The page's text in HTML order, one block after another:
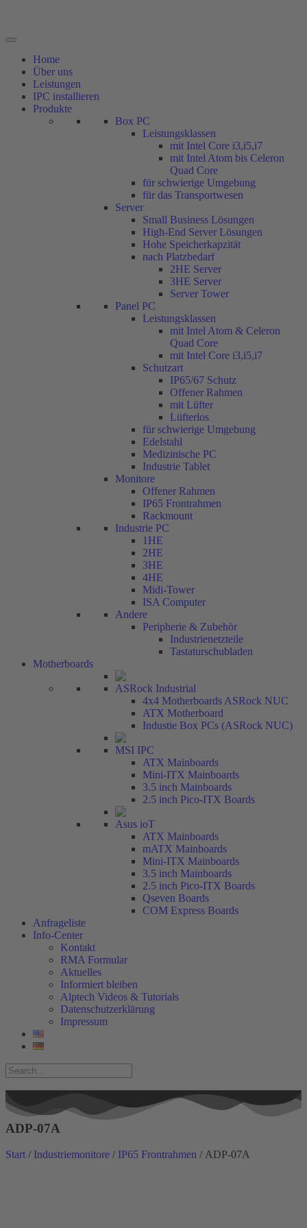
Home
Über uns
Leistungen
IPC installieren
Produkte
Box PC
Leistungsklassen
mit Intel Core i3,i5,i7
mit Intel Atom bis Celeron
Quad Core
für schwierige Umgebung
für das Transportwesen
Server
Small Business Lösungen
High-End Server Lösungen
Hohe Speicherkapzität
nach Platzbedarf
2HE Server
3HE Server
Server Tower
Panel PC
Leistungsklassen
mit Intel Atom & Celeron
Quad Core
mit Intel Core i3,i5,i7
Schutzart
IP65/67 Schutz
Offener Rahmen
mit Lüfter
Lüfterlos
für schwierige Umgebung
Edelstahl
Medizinische PC
Industrie Tablet
Monitore
Offener Rahmen
IP65 Frontrahmen
Rackmount
Industrie PC
1HE
2HE
3HE
4HE
Midi-Tower
ISA Computer
Andere
Peripherie & Zubehör
Industrienetzteile
Tastaturschubladen
Motherboards
ASRock Industrial
4x4 Motherboards ASRock NUC
ATX Motherboard
Industie Box PCs (ASRock NUC)
MSI IPC
ATX Mainboards
Mini-ITX Mainboards
3.5 inch Mainboards
2.5 inch Pico-ITX Boards
Asus ioT
ATX Mainboards
mATX Mainboards
Mini-ITX Mainboards
3.5 inch Mainboards
2.5 inch Pico-ITX Boards
Qseven Boards
COM Express Boards
Anfrageliste
Info-Center
Kontakt
RMA Formular
Aktuelles
Informiert bleiben
Alptech Videos & Tutorials
Datenschutzerklärung
Impressum
ADP-07A
Start / Industriemonitore / IP65 Frontrahmen / ADP-07A